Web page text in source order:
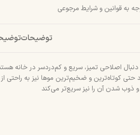
به قوانین و شرایط مرجوعی
توضیحات
اصلاحی تمیز، سریع و کم‌دردسر در خانه
و ضخیم‌ترین موها نیز به راحتی از
و ذوب شدن آن را نیز سریع‌تر می‌کند